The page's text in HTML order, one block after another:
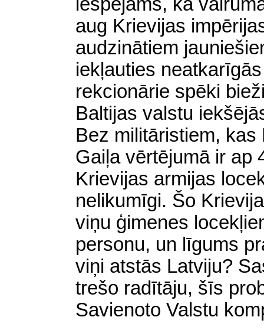
aug Krievijas
audzinātiem
iekļauties
rekcionārie spēki
Baltijas valstu
Bez militāristiem,
Gaiļa vērtējumā ir ap
Krievijas armijas
nelikumīgi. Šo
viņu ģimenes
personu, un līgums
viņi atstās Latviju?
trešo radītāju, šīs
Savienoto Valstu